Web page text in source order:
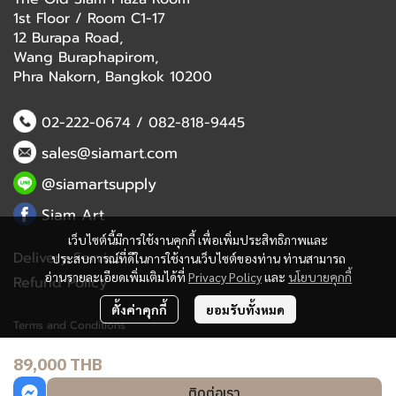
89,000 THB
ติดต่อเรา
เว็บไซต์นี้มีการใช้งานคุกกี้ เพื่อเพิ่มประสิทธิภาพและ
ประสบการณ์ที่ดีในการใช้งานเว็บไซต์ของท่าน ท่านสามารถ
อ่านรายละเอียดเพิ่มเติมได้ที่ Privacy Policyและ นโยบายคุกกี้
ตั้งค่าคุกกี้ ยอมรับทั้งหมด
1st Floor / Room C1-17
12 Burapa Road,
Wang Buraphapirom,
Phra Nakorn, Bangkok 10200
02-222-0674/ 082-818-9445
sales@siamart.com
@siamartsupply
Siam Art
Delivery Service
Refund Policy
Terms and Conditions
Copyright 2023 | All Rights Reserved | Powered by MWE